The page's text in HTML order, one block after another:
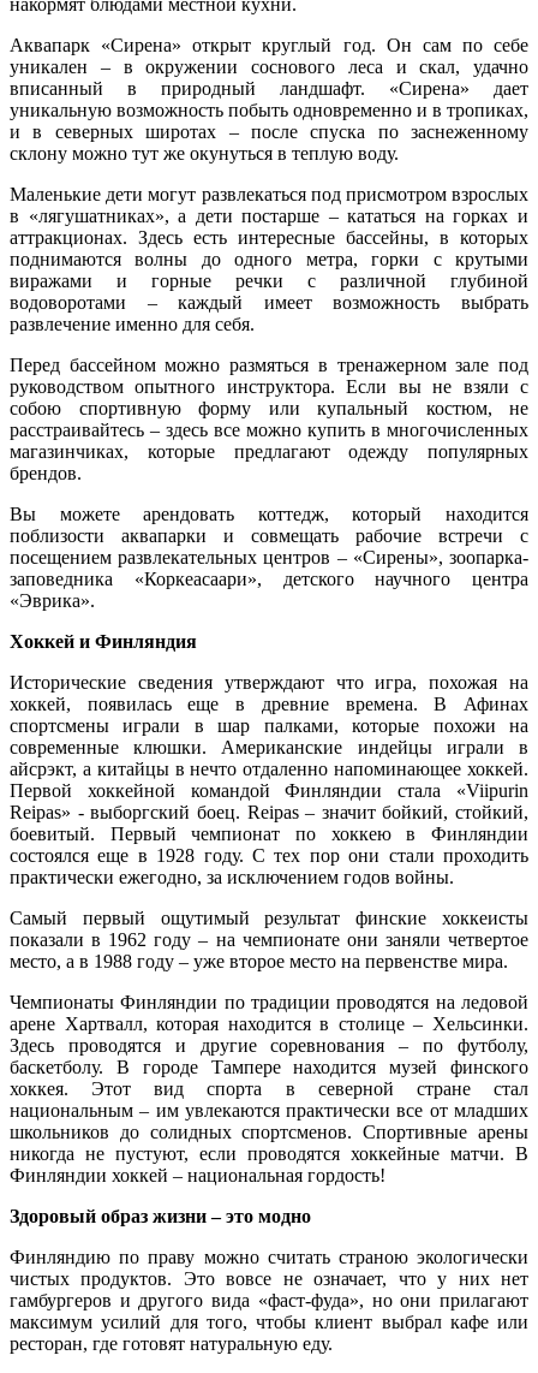
накормят блюдами местной кухни.
Аквапарк «Сирена» открыт круглый год. Он сам по себе
уникален – в окружении соснового леса и скал, удачно
вписанный в природный ландшафт. «Сирена» дает
уникальную возможность побыть одновременно и в тропиках,
и в северных широтах – после спуска по заснеженному
склону можно тут же окунуться в теплую воду.
Маленькие дети могут развлекаться под присмотром взрослых
в «лягушатниках», а дети постарше – кататься на горках и
аттракционах. Здесь есть интересные бассейны, в которых
поднимаются волны до одного метра, горки с крутыми
виражами и горные речки с различной глубиной
водоворотами – каждый имеет возможность выбрать
развлечение именно для себя.
Перед бассейном можно размяться в тренажерном зале под
руководством опытного инструктора. Если вы не взяли с
собою спортивную форму или купальный костюм, не
расстраивайтесь – здесь все можно купить в многочисленных
магазинчиках, которые предлагают одежду популярных
брендов.
Вы можете арендовать коттедж, который находится
поблизости аквапарки и совмещать рабочие встречи с
посещением развлекательных центров – «Сирены», зоопарка-
заповедника «Коркеасаари», детского научного центра
«Эврика».
Хоккей и Финляндия
Исторические сведения утверждают что игра, похожая на
хоккей, появилась еще в древние времена. В Афинах
спортсмены играли в шар палками, которые похожи на
современные клюшки. Американские индейцы играли в
айсрэкт, а китайцы в нечто отдаленно напоминающее хоккей.
Первой хоккейной командой Финляндии стала «Viipurin
Reipas» - выборгский боец. Reipas – значит бойкий, стойкий,
боевитый. Первый чемпионат по хоккею в Финляндии
состоялся еще в 1928 году. С тех пор они стали проходить
практически ежегодно, за исключением годов войны.
Самый первый ощутимый результат финские хоккеисты
показали в 1962 году – на чемпионате они заняли четвертое
место, а в 1988 году – уже второе место на первенстве мира.
Чемпионаты Финляндии по традиции проводятся на ледовой
арене Хартвалл, которая находится в столице – Хельсинки.
Здесь проводятся и другие соревнования – по футболу,
баскетболу. В городе Тампере находится музей финского
хоккея. Этот вид спорта в северной стране стал
национальным – им увлекаются практически все от младших
школьников до солидных спортсменов. Спортивные арены
никогда не пустуют, если проводятся хоккейные матчи. В
Финляндии хоккей – национальная гордость!
Здоровый образ жизни – это модно
Финляндию по праву можно считать страною экологически
чистых продуктов. Это вовсе не означает, что у них нет
гамбургеров и другого вида «фаст-фуда», но они прилагают
максимум усилий для того, чтобы клиент выбрал кафе или
ресторан, где готовят натуральную еду.